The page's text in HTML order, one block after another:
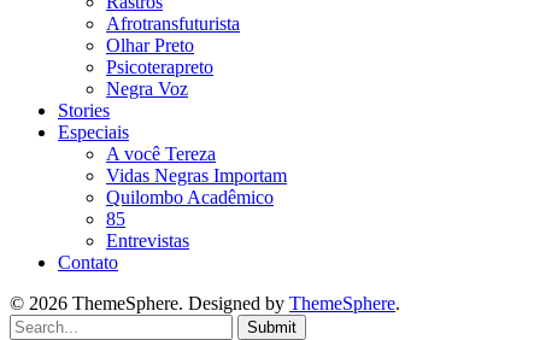
Afrotransfuturista
Olhar Preto
Psicoterapreto
Negra Voz
Stories
Especiais
A você Tereza
Vidas Negras Importam
Quilombo Acadêmico
85
Entrevistas
Contato
© 2026 ThemeSphere. Designed by ThemeSphere.
Submit